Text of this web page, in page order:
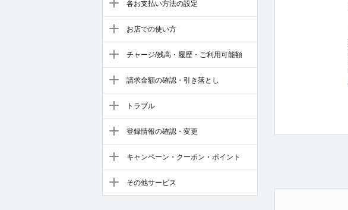
各お支払い方法の設定
お店での使い方
チャージ/残高・履歴・ご利用可能額
請求金額の確認・引き落とし
トラブル
登録情報の確認・変更
キャンペーン・クーポン・ポイント
その他サービス